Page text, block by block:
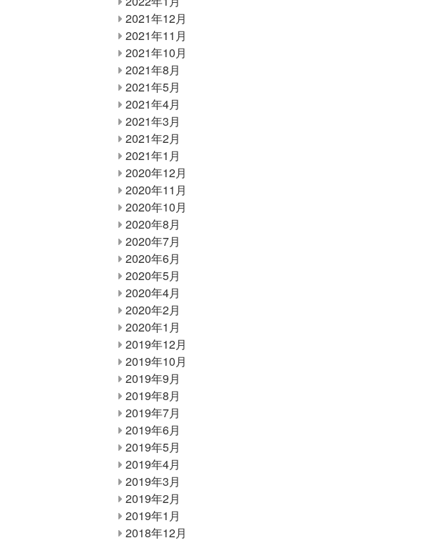
2021年12月
2021年11月
2021年10月
2021年8月
2021年5月
2021年4月
2021年3月
2021年2月
2021年1月
2020年12月
2020年11月
2020年10月
2020年8月
2020年7月
2020年6月
2020年5月
2020年4月
2020年2月
2020年1月
2019年12月
2019年10月
2019年9月
2019年8月
2019年7月
2019年6月
2019年5月
2019年4月
2019年3月
2019年2月
2019年1月
2018年12月